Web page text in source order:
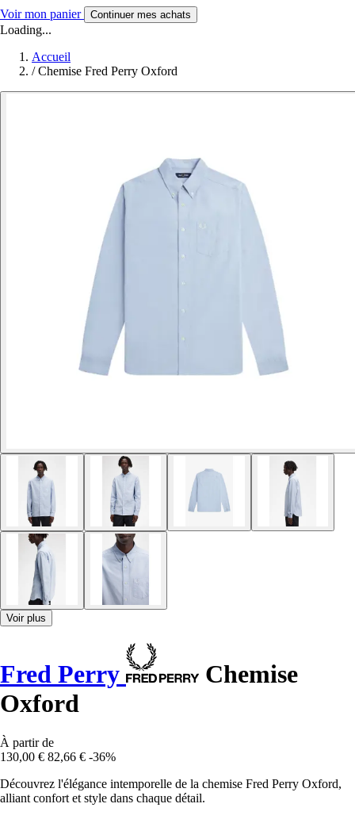
Voir mon panier Continuer mes achats
Loading...
Accueil
/ Chemise Fred Perry Oxford
Voir plus
Fred Perry
Chemise
Oxford
À partir de
130,00 € 82,66 € -36%
Découvrez l'élégance intemporelle de la chemise Fred Perry Oxford,
alliant confort et style dans chaque détail.